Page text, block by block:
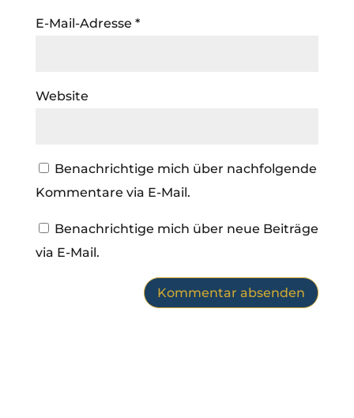
E-Mail-Adresse *
Website
Benachrichtige mich über nachfolgende
Kommentare via E-Mail.
Benachrichtige mich über neue Beiträge
via E-Mail.